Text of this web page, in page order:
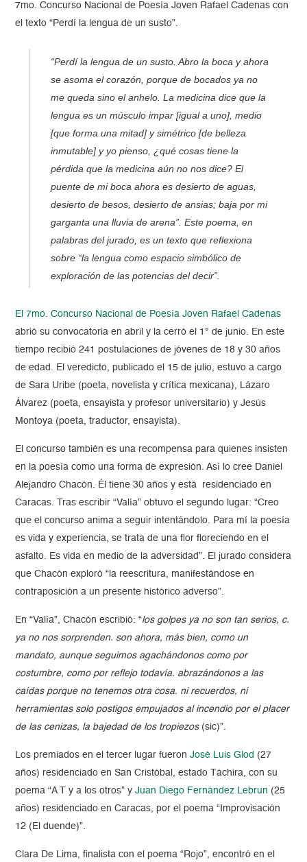
7mo. Concurso Nacional de Poesía Joven Rafael Cadenas con
el texto “Perdí la lengua de un susto”.
“Perdí la lengua de un susto. Abro la boca y ahora
se asoma el corazón, porque de bocados ya no
me queda sino el anhelo. La medicina dice que la
lengua es un músculo impar [igual a uno], medio
[que forma una mitad] y simétrico [de belleza
inmutable] y yo pienso, ¿qué cosas tiene la
pérdida que la medicina aún no nos dice? El
puente de mi boca ahora es desierto de aguas,
desierto de besos, desierto de ansias; baja por mi
garganta una lluvia de arena”.Este poema, en
palabras del jurado, es un texto que reflexiona
sobre “la lengua como espacio simbólico de
exploración de las potencias del decir”.
El 7mo. Concurso Nacional de Poesía Joven Rafael Cadenas
abrió su convocatoria en abril y la cerró el 1° de junio. En este
tiempo recibió 241 postulaciones de jóvenes de 18 y 30 años
de edad. El veredicto, publicado el 15 de julio, estuvo a cargo
de Sara Uribe (poeta, novelista y crítica mexicana), Lázaro
Álvarez (poeta, ensayista y profesor universitario) y Jesús
Montoya (poeta, traductor, ensayista).
El concurso también es una recompensa para quienes insisten
en la poesía como una forma de expresión. Así lo cree Daniel
Alejandro Chacón. Él tiene 30 años y está residenciado en
Caracas. Tras escribir “Valía” obtuvo el segundo lugar: “Creo
que el concurso anima a seguir intentándolo. Para mí la poesía
es vida y experiencia, se trata de una flor floreciendo en el
asfalto. Es vida en medio de la adversidad”. El jurado considera
que Chacón exploró “la reescritura, manifestándose en
contraposición a un presente histórico adverso”.
En “Valía”, Chacón escribió: “los golpes ya no son tan serios, c.
ya no nos sorprenden. son ahora, más bien, como un
mandato, aunque seguimos agachándonos como por
costumbre, como por reflejo todavía. abrazándonos a las
caídas porque no tenemos otra cosa. ni recuerdos, ni
herramientas solo postigos empujados al incendio por el placer
de las cenizas, la bajedad de los tropiezos(sic)”.
Los premiados en el tercer lugar fueronJosé Luis Glod (27
años) residenciado en San Cristóbal, estado Táchira, con su
poema “A T y a los otros” yJuan Diego Fernández Lebrun (25
años) residenciado en Caracas, por el poema “Improvisación
12 (El duende)”.
Clara De Lima, finalista con el poema “Rojo”, encontró en el